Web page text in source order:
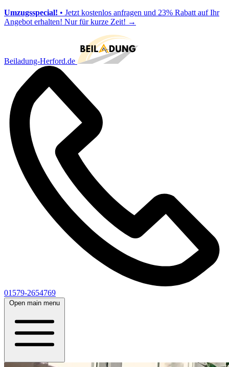
Umzugsspecial! • Jetzt kostenlos anfragen und 23% Rabatt auf Ihr
Angebot erhalten! Nur für kurze Zeit! →
Beiladung-Herford.de
01579-2654769
Open main menu